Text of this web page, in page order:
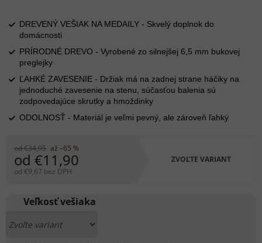
od €34,95 až –65 %
od €11,90
od €9,67 bez DPH
cena:
ZVOĽTE VARIANT
Veľkosť vešiaka
DREVENÝ VEŠIAK NA MEDAILY - Skvelý doplnok do
domácnosti
PRÍRODNÉ DREVO - Vyrobené zo silnejšej 6,5 mm bukovej
preglejky
ĽAHKÉ ZAVESENIE - Držiak má na zadnej strane háčiky na
jednoduché zavesenie na stenu, súčasťou balenia sú
zodpovedajúce skrutky a hmoždinky
ODOLNOSŤ - Materiál je veľmi pevný, ale zároveň ľahký